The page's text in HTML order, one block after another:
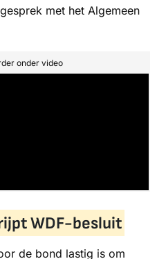
met het Algemeen
onder video
WDF-besluit
de bond lastig is om